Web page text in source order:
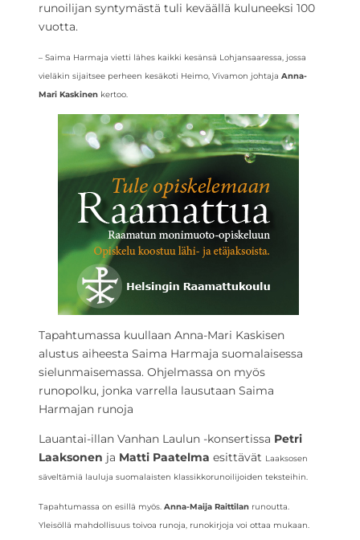
runoilijan syntymästä tuli keväällä kuluneeksi 100
vuotta.
– Saima Harmaja vietti lähes kaikki kesänsä Lohjansaaressa, jossa
vieläkin sijaitsee perheen kesäkoti Heimo, Vivamon johtaja Anna-
Mari Kaskinen kertoo.
Tapahtumassa kuullaan Anna-Mari Kaskisen
alustus aiheesta Saima Harmaja suomalaisessa
sielunmaisemassa. Ohjelmassa on myös
runopolku, jonka varrella lausutaan Saima
Harmajan runoja
Lauantai-illan Vanhan Laulun -konsertissa Petri
Laaksonen ja Matti Paatelma esittävät Laaksosen
säveltämiä lauluja suomalaisten klassikkorunoilijoiden teksteihin.
Tapahtumassa on esillä myös. Anna-Maija Raittilan runoutta.
Yleisöllä mahdollisuus toivoa runoja, runokirjoja voi ottaa mukaan.